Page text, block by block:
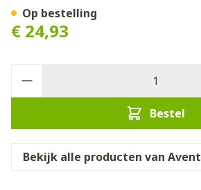
€ 24,93
Bestel
Op bestelling
Bekijk alle producten van Avent